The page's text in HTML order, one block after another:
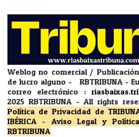
Weblog no comercial /
de lucro alguno - RBTRIBUNA -
correo electrónico :
2025 RBTRIBUNA -All rights
Política de Privacidad de
IBÉRICA - Aviso Legal y
RBTRIBUNA